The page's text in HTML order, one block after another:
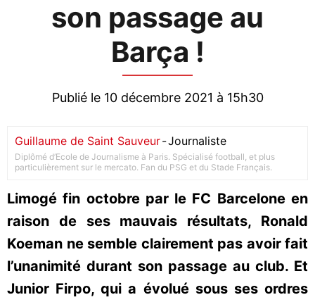
son passage au
Barça !
Publié le 10 décembre 2021 à 15h30
Guillaume de Saint Sauveur-Journaliste
Diplômé d’Ecole de Journalisme à Paris. Spécialisé football, et plus
particulièrement sur le mercato. Fan du PSG et du Stade Français.
Limogé fin octobre par le FC Barcelone en
raison de ses mauvais résultats, Ronald
Koeman ne semble clairement pas avoir fait
l’unanimité durant son passage au club. Et
Junior Firpo, qui a évolué sous ses ordres